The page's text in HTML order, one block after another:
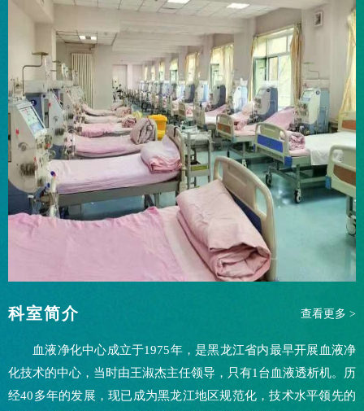
科室简介 查看更多 >
血液净化中心成立于1975年，是黑龙江省内最早开展血液净
化技术的中心，当时由王淑杰主任领导，只有1台血液透析机。历
经40多年的发展，现已成为黑龙江地区规范化，技术水平领先的